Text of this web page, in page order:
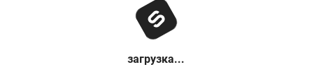
загрузка...